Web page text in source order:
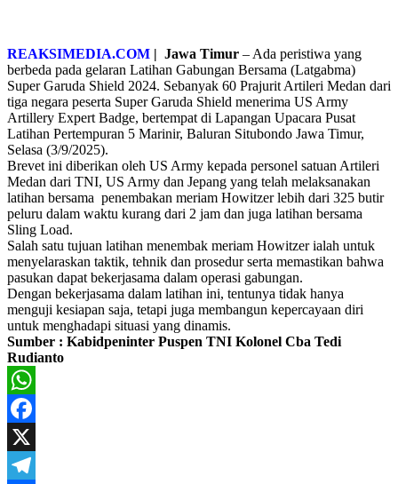
REAKSIMEDIA.COM | Jawa Timur – Ada peristiwa yang
berbeda pada gelaran Latihan Gabungan Bersama (Latgabma)
Super Garuda Shield 2024. Sebanyak 60 Prajurit Artileri Medan dari
tiga negara peserta Super Garuda Shield menerima US Army
Artillery Expert Badge, bertempat di Lapangan Upacara Pusat
Latihan Pertempuran 5 Marinir, Baluran Situbondo Jawa Timur,
Selasa (3/9/2025).
Brevet ini diberikan oleh US Army kepada personel satuan Artileri
Medan dari TNI, US Army dan Jepang yang telah melaksanakan
latihan bersama penembakan meriam Howitzer lebih dari 325 butir
peluru dalam waktu kurang dari 2 jam dan juga latihan bersama
Sling Load.
Salah satu tujuan latihan menembak meriam Howitzer ialah untuk
menyelaraskan taktik, tehnik dan prosedur serta memastikan bahwa
pasukan dapat bekerjasama dalam operasi gabungan.
Dengan bekerjasama dalam latihan ini, tentunya tidak hanya
menguji kesiapan saja, tetapi juga membangun kepercayaan diri
untuk menghadapi situasi yang dinamis.
Sumber : Kabidpeninter Puspen TNI Kolonel Cba Tedi
Rudianto
WhatsApp
Facebook
X